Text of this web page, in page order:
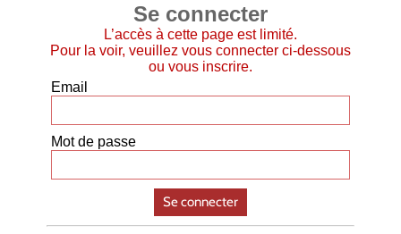
Se connecter
L’accès à cette page est limité.
Pour la voir, veuillez vous connecter ci-dessous
ou vous inscrire.
Email
Mot de passe
Se connecter